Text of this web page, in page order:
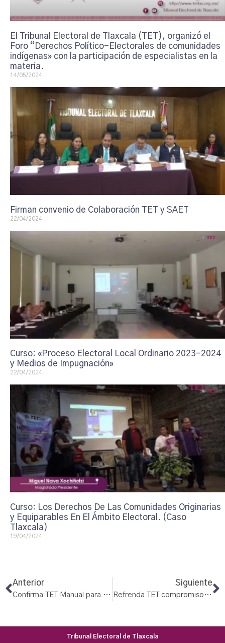
El Tribunal Electoral de Tlaxcala (TET), organizó el
Foro “Derechos Político-Electorales de comunidades
indígenas» con la participación de especialistas en la
materia.
14/05/2024
Firman convenio de Colaboración TET y SAET
22/04/2024
Curso: «Proceso Electoral Local Ordinario 2023-2024
y Medios de Impugnación»
22/04/2024
Curso: Los Derechos De Las Comunidades Originarias
y Equiparables En El Ámbito Electoral. (Caso
Tlaxcala)
19/04/2024
Anterior
Confirma TET Manual para el registro de candidaturas
Siguiente
Refrenda TET compromiso con la democracia y la ciudadanía
Tribunal Electoral de Tlaxcala